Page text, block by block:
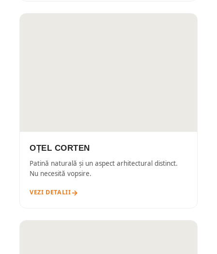
OȚEL CORTEN
Patină naturală și un aspect arhitectural distinct.
Nu necesită vopsire.
VEZI DETALII